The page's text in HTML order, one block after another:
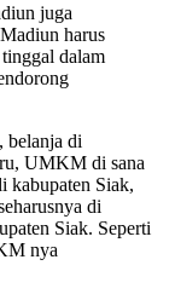
juga
harus
dalam
belanja di
UMKM di sana
kabupaten Siak,
di
Siak. Seperti
nya